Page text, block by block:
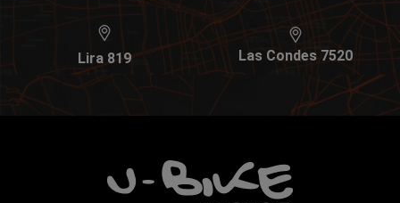
Lira 819 Las Condes 7520